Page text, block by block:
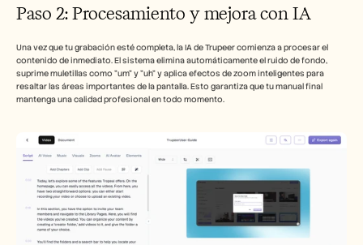
Paso 2: Procesamiento y mejora con IA
Una vez que tu grabación esté completa, la IA de Trupeer comienza a procesar el
contenido de inmediato. El sistema elimina automáticamente el ruido de fondo,
suprime muletillas como "um" y "uh" y aplica efectos de zoom inteligentes para
resaltar las áreas importantes de la pantalla. Esto garantiza que tu manual final
mantenga una calidad profesional en todo momento.